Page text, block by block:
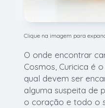
Clique na imagem para
O onde encontrar
Cosmos, Curicica é
qual devem ser
alguma suspeita de
o coração e todo o